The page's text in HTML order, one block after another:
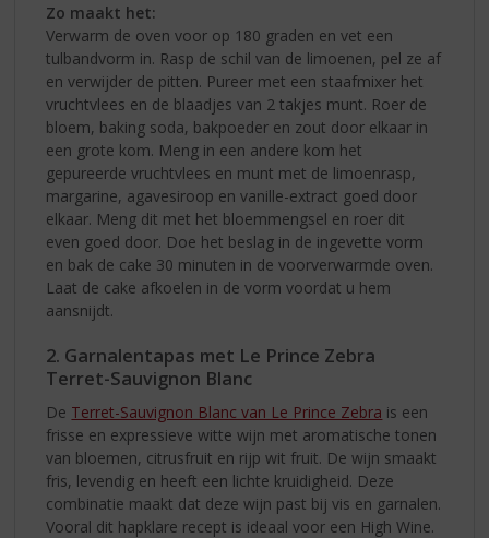
Zo maakt het:
Verwarm de oven voor op 180 graden en vet een
tulbandvorm in. Rasp de schil van de limoenen, pel ze af
en verwijder de pitten. Pureer met een staafmixer het
vruchtvlees en de blaadjes van 2 takjes munt. Roer de
bloem, baking soda, bakpoeder en zout door elkaar in
een grote kom. Meng in een andere kom het
gepureerde vruchtvlees en munt met de limoenrasp,
margarine, agavesiroop en vanille-extract goed door
elkaar. Meng dit met het bloemmengsel en roer dit
even goed door. Doe het beslag in de ingevette vorm
en bak de cake 30 minuten in de voorverwarmde oven.
Laat de cake afkoelen in de vorm voordat u hem
aansnijdt.
2. Garnalentapas met Le Prince Zebra
Terret-Sauvignon Blanc
De Terret-Sauvignon Blanc van Le Prince Zebra is een
frisse en expressieve witte wijn met aromatische tonen
van bloemen, citrusfruit en rijp wit fruit. De wijn smaakt
fris, levendig en heeft een lichte kruidigheid. Deze
combinatie maakt dat deze wijn past bij vis en garnalen.
Vooral dit hapklare recept is ideaal voor een High Wine.